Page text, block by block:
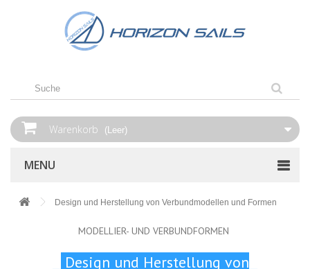
Warenkorb (Leer)
MENU
Design und Herstellung von Verbundmodellen und Formen
MODELLIER- UND VERBUNDFORMEN
Design und Herstellung von